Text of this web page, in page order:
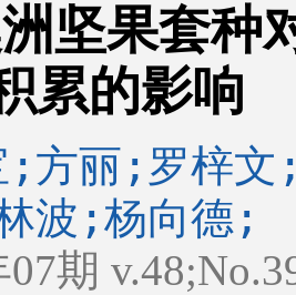
坚果套种
累的影响
;方丽;罗梓
波;杨向德;
07期